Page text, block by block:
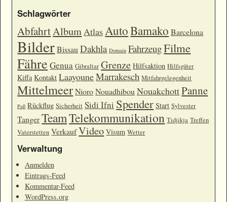
Schlagwörter
AbfahrtAlbumAtlas AutoBamako Barcelona
Bilder Bissau Dakhla Domain FahrzeugFilme
Fähre Genua Gibraltar Grenze Hilfsaktion Hilfsgüter
Kiffa Kontakt LaayouneMarrakesch Mitfahrgelegenheit
Mittelmeer Nioro Nouadhibou NouakchottPanne
Paß Rückflug Sicherheit Sidi Ifni Spender Start Sylvester
TangerTeamTelekommunikation Tidjikja Treffen
Vaterstetten VerkaufVideo Visum Wetter
Verwaltung
Anmelden
Eintrags-Feed
Kommentar-Feed
WordPress.org